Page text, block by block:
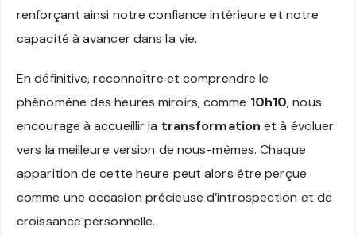
renforçant ainsi notre confiance intérieure et notre
capacité à avancer dans la vie.
En définitive, reconnaître et comprendre le
phénomène des heures miroirs, comme 10h10, nous
encourage à accueillir la transformation et à évoluer
vers la meilleure version de nous-mêmes. Chaque
apparition de cette heure peut alors être perçue
comme une occasion précieuse d’introspection et de
croissance personnelle.